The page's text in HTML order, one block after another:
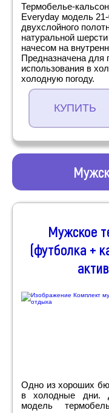
Термобелье-
Everyday модель
двухслойного
натуральной
начесом на
Предназначена для
использования в
холодную погоду.
КУПИТЬ
Мужское
(футболка +
Одно из хороших
в холодные дни.
модель